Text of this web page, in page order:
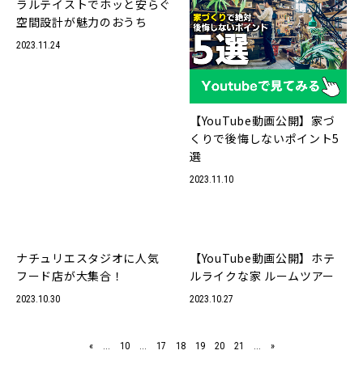
グループ会社
土地情報
はれ暮らし
ライフスタイル倶楽部
ほめ達
ラルテイストでホッと安らぐ
空間設計が魅力のおうち
2023.11.24
【YouTube動画公開】家づ
くりで後悔しないポイント5
選
2023.11.10
ナチュリエスタジオに人気
フード店が大集合！
2023.10.30
【YouTube動画公開】ホテ
ルライクな家 ルームツアー
2023.10.27
« ... 10 ... 17 18 19 20 21 ... »